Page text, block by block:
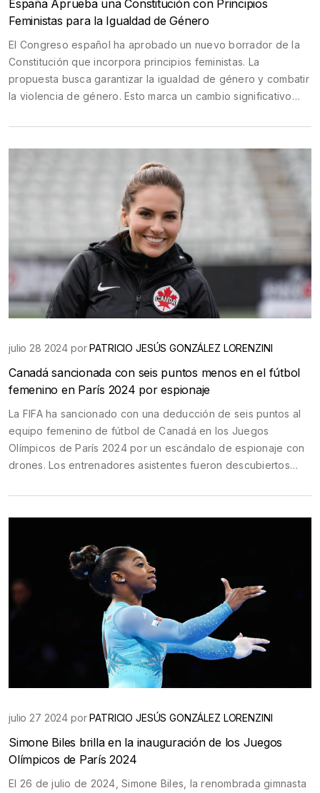
España Aprueba una Constitución con Principios
Feministas para la Igualdad de Género
El Congreso español ha aprobado un nuevo borrador de la
Constitución que incorpora principios feministas. La
propuesta busca garantizar la igualdad de género y combatir
la violencia de género. Esto marca un cambio significativo
julio 28 2024 porPATRICIO JESÚS GONZÁLEZ LORENZINI
Canadá sancionada con seis puntos menos en el fútbol
femenino en París 2024 por espionaje
La FIFA ha sancionado con una deducción de seis puntos al
equipo femenino de fútbol de Canadá en los Juegos
Olímpicos de París 2024 por un escándalo de espionaje con
drones. Los entrenadores asistentes fueron descubiertos
en suspensiones y multas. La entrenadora principal, Bev
Priestman, también fue suspendida y retirada del torneo.
julio 27 2024 porPATRICIO JESÚS GONZÁLEZ LORENZINI
Simone Biles brilla en la inauguración de los Juegos
Olímpicos de París 2024
El 26 de julio de 2024, Simone Biles, la renombrada gimnasta